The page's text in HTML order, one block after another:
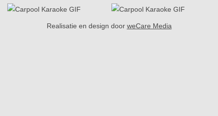
Realisatie en design door weCare Media